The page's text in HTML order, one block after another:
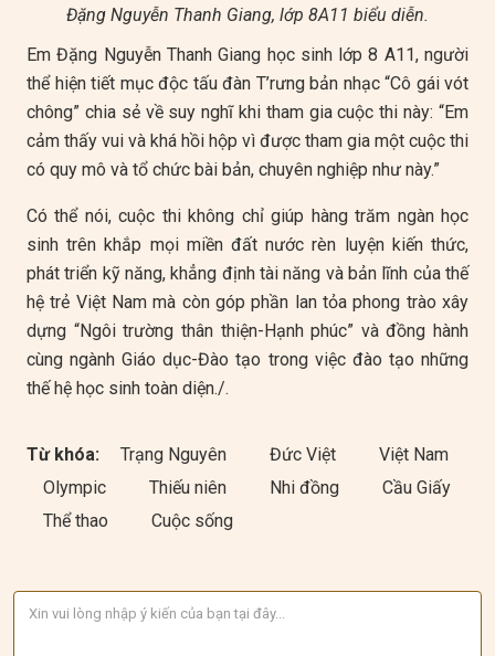
Đặng Nguyễn Thanh Giang, lớp 8A11 biểu diễn.
Em Đặng Nguyễn Thanh Giang học sinh lớp 8 A11, người
thể hiện tiết mục độc tấu đàn T’rưng bản nhạc “Cô gái vót
chông” chia sẻ về suy nghĩ khi tham gia cuộc thi này: “Em
cảm thấy vui và khá hồi hộp vì được tham gia một cuộc thi
có quy mô và tổ chức bài bản, chuyên nghiệp như này.”
Có thể nói, cuộc thi không chỉ giúp hàng trăm ngàn học
sinh trên khắp mọi miền đất nước rèn luyện kiến thức,
phát triển kỹ năng, khẳng định tài năng và bản lĩnh của thế
hệ trẻ Việt Nam mà còn góp phần lan tỏa phong trào xây
dựng “Ngôi trường thân thiện-Hạnh phúc” và đồng hành
cùng ngành Giáo dục-Đào tạo trong việc đào tạo những
thế hệ học sinh toàn diện./.
Từ khóa: Trạng Nguyên Đức Việt
Việt Nam
Olympic
Thiếu niên Nhi đồng
Cầu Giấy
Thể thao
Cuộc sống